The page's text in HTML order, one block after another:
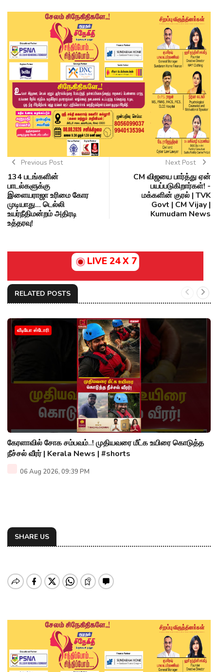
Previous Post
134 படங்களின்
பாடல்களுக்கு
இளையராஜா உரிமை கோர
முடியாது... டெல்லி
உயர்நீதிமன்றம் அதிரடி
உத்தரவு!
Next Post
CM விஜயை பார்த்து ஏன்
பயப்படுகிறார்கள்! -
மக்களின் குரல் | TVK
Govt | CM Vijay |
Kumudam News
LIVE 24 X 7
RELATED POSTS
வீடியோ ஸ்டோரி
கேரளாவில் சோக சம்பவம்..! முதியவரை மீட்க உயிரை கொடுத்த
நீச்சல் வீரர் | Kerala News | #shorts
06 Aug 2026, 09:39 PM
SHARE US